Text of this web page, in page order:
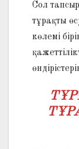
Сол
тұрақты
көлемі